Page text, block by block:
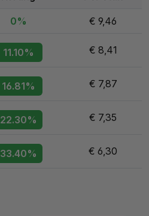
0% € 9,46
11.10% € 8,41
16.81% € 7,87
22.30% € 7,35
33.40% € 6,30